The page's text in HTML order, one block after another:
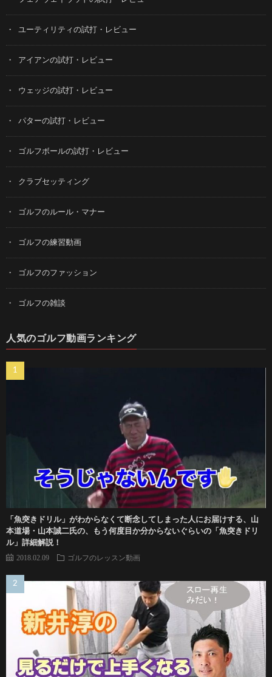
ユーティリティの試打・レビュー
アイアンの試打・レビュー
ウェッジの試打・レビュー
パターの試打・レビュー
ゴルフボールの試打・レビュー
クラブセッティング
ゴルフのルール・マナー
ゴルフの練習動画
ゴルフのファッション
ゴルフの雑談
人気のゴルフ動画ランキング
「魚突きドリル」がわからなくて断念してしまった人にお届けする、山
本道場・山本誠二氏の、もう何度目か分からないぐらいの「魚突きドリ
ル」詳細解説！
2018.02.09 ゴルフのレッスン動画